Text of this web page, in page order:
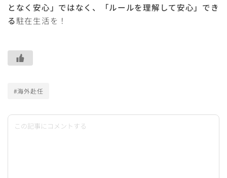
となく安心」ではなく、「ルールを理解して安心」でき
る駐在生活を！
#海外赴任